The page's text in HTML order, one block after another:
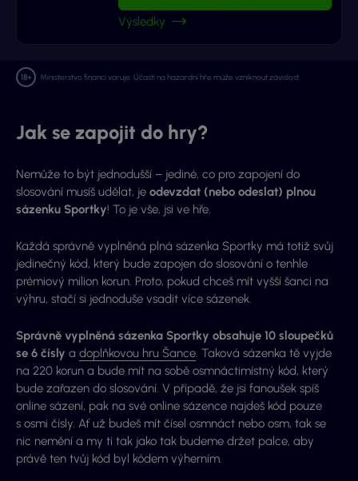
Výsledky
Ministerstvo financí varuje: Účastí na hazardní hře může vzniknout závislost.
Jak se zapojit do hry?
Nemůže to být jednodušší – jediné, co pro zapojení do
slosování musíš udělat, je odevzdat (nebo odeslat) plnou
sázenku Sportky! To je vše, jsi ve hře.
Každá správně vyplněná plná sázenka Sportky má totiž svůj
jedinečný kód, který bude zapojen do slosování o tenhle
prémiový milion korun. Proto, pokud chceš mít vyšší šanci na
výhru, stačí si jednoduše vsadit více sázenek.
Správně vyplněná sázenka Sportky obsahuje 10 sloupečků
se 6 čísly a doplňkovou hru Šance. Taková sázenka tě vyjde
na 220 korun a bude mít na sobě osmnáctimístný kód, který
bude zařazen do slosování. V případě, že jsi fanoušek spíš
online sázení, pak na své online sázence najdeš kód pouze
s osmi čísly. Ať už budeš mít čísel osmnáct nebo osm, tak se
nic nemění a my ti tak jako tak budeme držet palce, aby
právě ten tvůj kód byl kódem výherním.